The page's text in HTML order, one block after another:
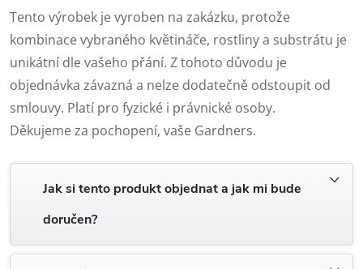
Tento výrobek je vyroben na zakázku, protože
kombinace vybraného květináče, rostliny a substrátu je
unikátní dle vašeho přání. Z tohoto důvodu je
objednávka závazná a nelze dodatečně odstoupit od
smlouvy. Platí pro fyzické i právnické osoby.
Děkujeme za pochopení, vaše Gardners.
Jak si tento produkt objednat a jak mi bude
doručen?